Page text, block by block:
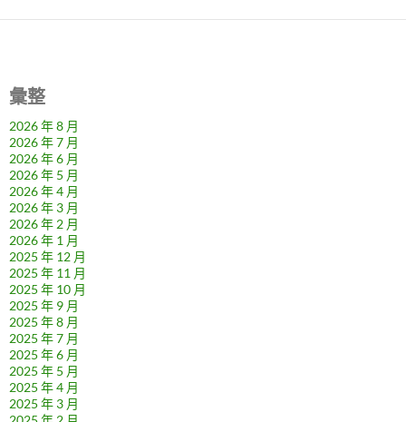
彙整
2026 年 8 月
2026 年 7 月
2026 年 6 月
2026 年 5 月
2026 年 4 月
2026 年 3 月
2026 年 2 月
2026 年 1 月
2025 年 12 月
2025 年 11 月
2025 年 10 月
2025 年 9 月
2025 年 8 月
2025 年 7 月
2025 年 6 月
2025 年 5 月
2025 年 4 月
2025 年 3 月